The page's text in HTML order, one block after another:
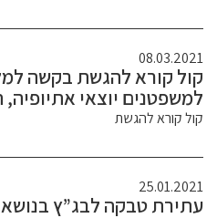
08.03.2021
קול קורא להגשת בקשה
למשפטנים יוצאי
קול קורא להגשת
25.01.2021
עתירת טבקה לבג”ץ